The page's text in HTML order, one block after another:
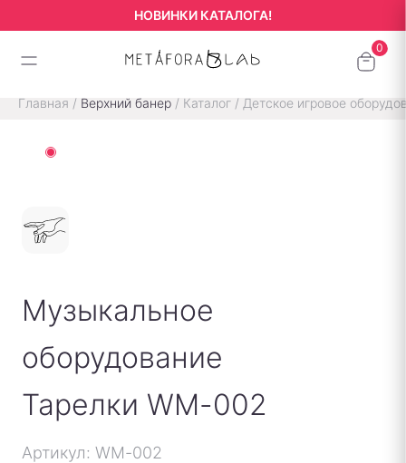
НОВИНКИ КАТАЛОГА!
Главная / Верхний банер / Каталог / Детское игровое
Музыкальное
оборудование
Тарелки WM-002
Артикул: WM-002